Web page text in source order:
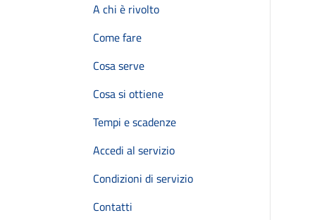
A chi è rivolto
Come fare
Cosa serve
Cosa si ottiene
Tempi e scadenze
Accedi al servizio
Condizioni di servizio
Contatti